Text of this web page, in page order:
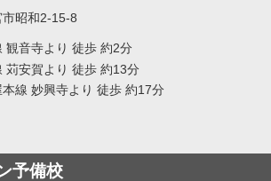
昭和2-15-8
観音寺より 徒歩 約2分
苅安賀より 徒歩 約13分
線 妙興寺より 徒歩 約17分
予備校